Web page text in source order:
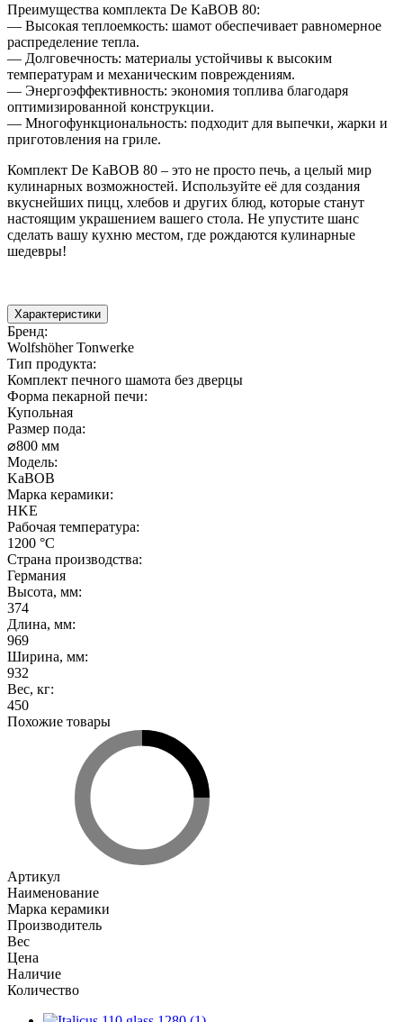
Преимущества комплекта De KaBOB 80:
— Высокая теплоемкость: шамот обеспечивает равномерное
распределение тепла.
— Долговечность: материалы устойчивы к высоким
температурам и механическим повреждениям.
— Энергоэффективность: экономия топлива благодаря
оптимизированной конструкции.
— Многофункциональность: подходит для выпечки, жарки и
приготовления на гриле.
Комплект De KaBOB 80 – это не просто печь, а целый мир
кулинарных возможностей. Используйте её для создания
вкуснейших пицц, хлебов и других блюд, которые станут
настоящим украшением вашего стола. Не упустите шанс
сделать вашу кухню местом, где рождаются кулинарные
шедевры!
Характеристики
Бренд:
Wolfshöher Tonwerke
Тип продукта:
Комплект печного шамота без дверцы
Форма пекарной печи:
Купольная
Размер пода:
⌀800 мм
Модель:
KaBOB
Марка керамики:
HKE
Рабочая температура:
1200 °С
Страна производства:
Германия
Высота, мм:
374
Длина, мм:
969
Ширина, мм:
932
Вес, кг:
450
Похожие товары
Артикул
Наименование
Марка керамики
Производитель
Вес
Цена
Наличие
Количество